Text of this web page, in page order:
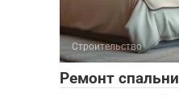
Строительство
Ремонт спальни